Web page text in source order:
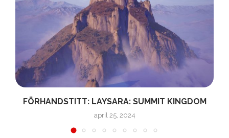
FÖRHANDSTITT: LAYSARA: SUMMIT KINGDOM
april 25, 2024